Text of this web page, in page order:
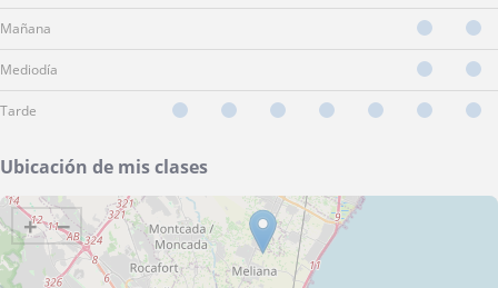
Mañana
Mediodía
Tarde
Ubicación de mis clases
+ −